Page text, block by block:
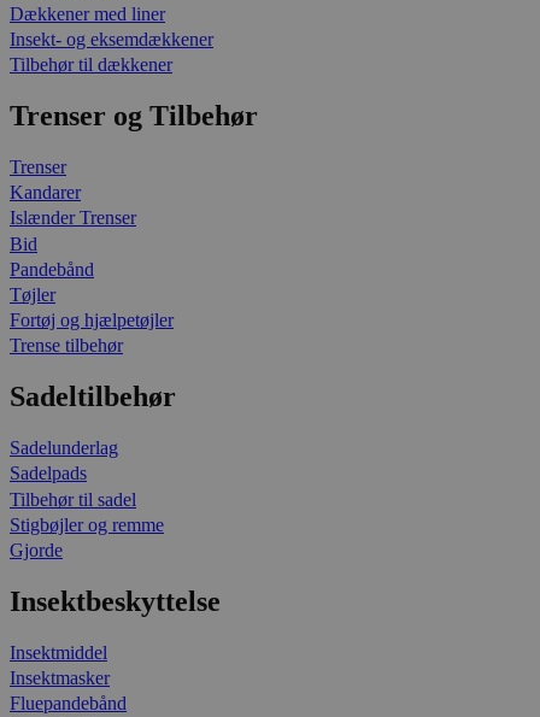
Dækkener med liner
Insekt- og eksemdækkener
Tilbehør til dækkener
Trenser og Tilbehør
Trenser
Kandarer
Islænder Trenser
Bid
Pandebånd
Tøjler
Fortøj og hjælpetøjler
Trense tilbehør
Sadeltilbehør
Sadelunderlag
Sadelpads
Tilbehør til sadel
Stigbøjler og remme
Gjorde
Insektbeskyttelse
Insektmiddel
Insektmasker
Fluepandebånd